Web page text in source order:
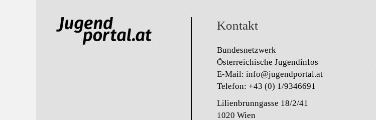
Kontakt
Bundesnetzwerk
Österreichische Jugendinfos
E-Mail: info@jugendportal.at
Telefon: +43 (0) 1/9346691
Lilienbrunngasse 18/2/41
1020 Wien